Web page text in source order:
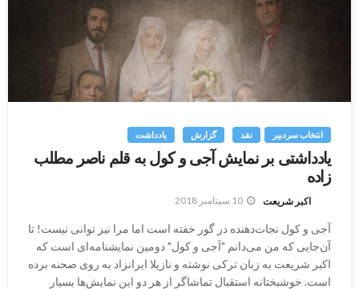
انتخاب سردبیر نقد گزارش یادداشت
یادداشتی بر نمایش آجی و کول به قلم ناصر مطلب
زاده
اکبر شریعت 10 سپتامبر 2018
آجی و کول نجات‌دهنده در گور خفته است اما مرا نیز توانی نیست! تا
آن‌جایی که من می‌دانم "آجی و کول" دومین نمایشنامه‌ای است که
اکبر شریعت به زبان ترکی نوشته و نازیلا ایرانزاد به روی صحنه برده
است. خوشبختانه استقبال تماشاگر از هر دو این نمایش‌ها بسیار